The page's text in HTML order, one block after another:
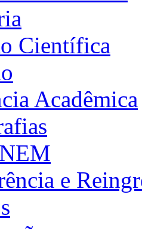
Científica
Acadêmica
e